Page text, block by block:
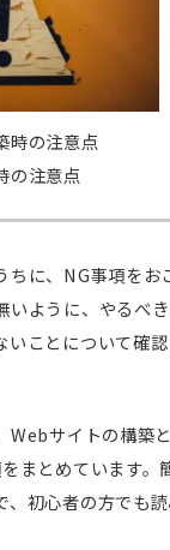
時の注意点
の注意点
ちに、NG事項をお
いように、やるべ
いことについて確
Webサイトの構築
まとめています。
、初心者の方でも